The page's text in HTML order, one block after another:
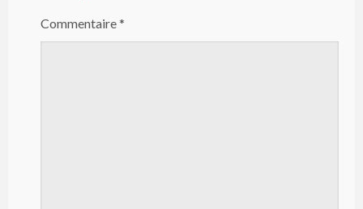
Commentaire*